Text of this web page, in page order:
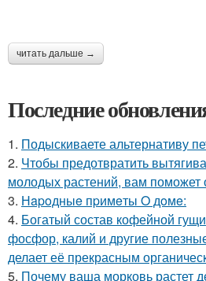
читать дальше →
Последние
1. Подыскиваете альтернативу
2. Чтобы предотвратить
молодых растений, вам поможет
3. Нapoдныe пpимeты O дoмe:
4. Богатый состав кофейной
фосфор, калий и другие
делает её прекрасным
5. Почему ваша морковь растет